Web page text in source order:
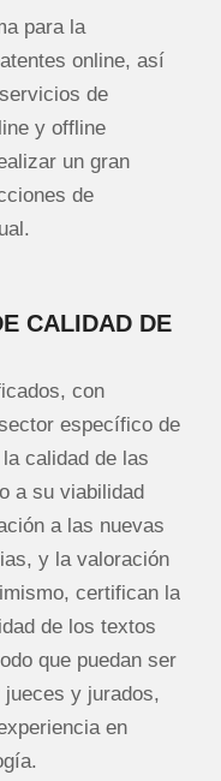
para la
online, así
de
y offline
un gran
de
CALIDAD DE
con
específico de
calidad de las
a su viabilidad
a las nuevas
y la valoración
certifican la
de los textos
que puedan ser
y jurados,
en